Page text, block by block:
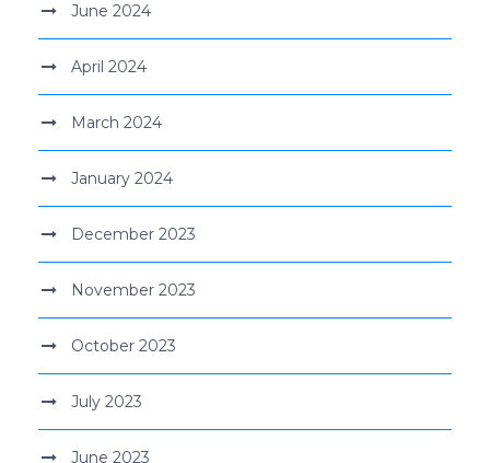
June 2024
April 2024
March 2024
January 2024
December 2023
November 2023
October 2023
July 2023
June 2023